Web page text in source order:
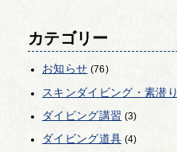
カテゴリー
お知らせ (76)
スキンダイビング・素潜り
ダイビング講習 (3)
ダイビング道具 (4)